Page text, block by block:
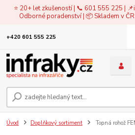
⭐ 20+ let zkušeností | 📞 601 555 225 | 📌
Odborné poradenství | 📦 Skladem v
+420 601 555 225
Úvod Doplňkový sortiment Topná rohož